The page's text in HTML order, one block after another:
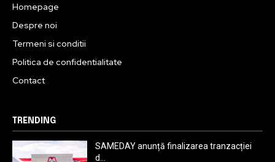
Homepage
Despre noi
Termeni si conditii
Politica de confidentialitate
Contact
TRENDING
SAMEDAY anunță finalizarea tranzacției
d...